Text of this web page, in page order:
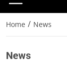
Home / News
News